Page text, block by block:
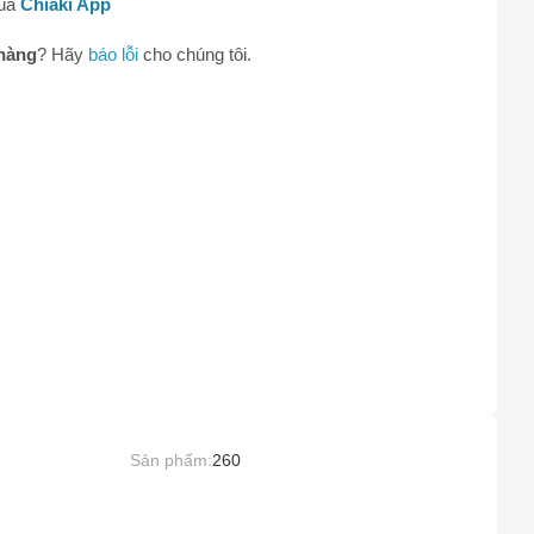
Chiaki App
? Hãy báo lỗi cho chúng tôi.
Sản phẩm:260